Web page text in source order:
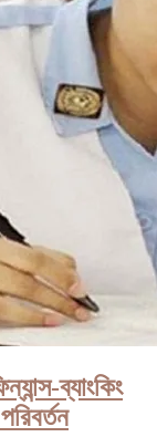
ব্যাংকিং